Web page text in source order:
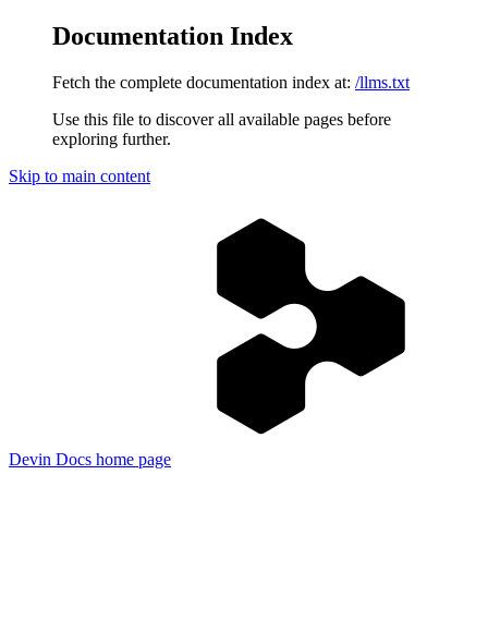
Documentation Index
Fetch the complete documentation index at: /llms.txt
Use this file to discover all available pages before
exploring further.
Skip to main content
Devin Docs home page